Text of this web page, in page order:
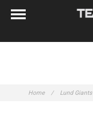
Home / Lund Giants